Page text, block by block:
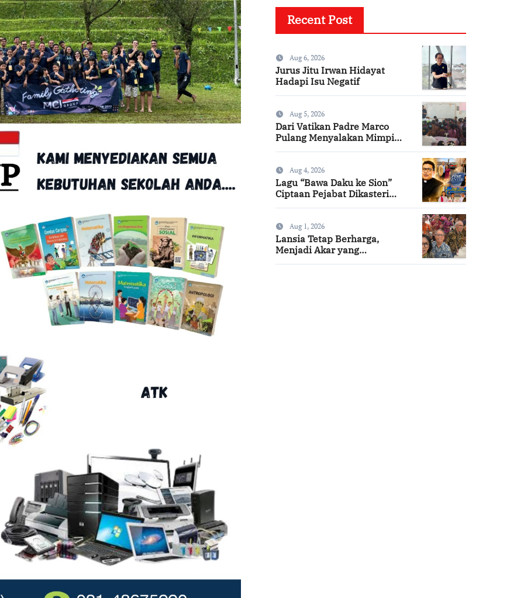
Recent Post
Aug 6, 2026
Jurus Jitu Irwan Hidayat
Hadapi Isu Negatif
Aug 5, 2026
Dari Vatikan Padre Marco
Pulang Menyalakan Mimpi
Aug 4, 2026
Lagu “Bawa Daku ke Sion”
Ciptaan Pejabat Dikasteri
Aug 1, 2026
Lansia Tetap Berharga,
Menjadi Akar yang